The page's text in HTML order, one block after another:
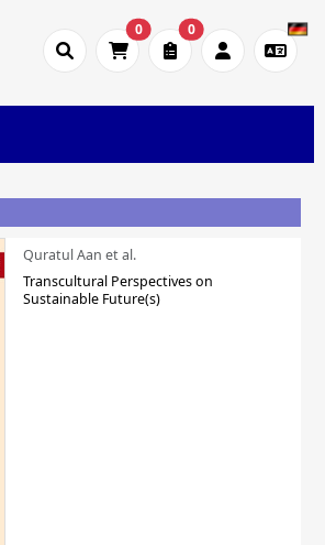
0 0
Quratul Aan et al.
Transcultural Perspectives on
Sustainable Future(s)